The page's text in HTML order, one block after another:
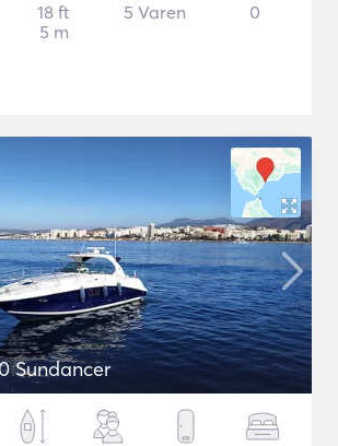
18 ft
5 m
5 Varen 0
Sundancer